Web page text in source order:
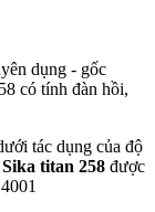
dụng - gốc
có tính đàn hồi,
tác dụng của độ
Sika titan 258 được